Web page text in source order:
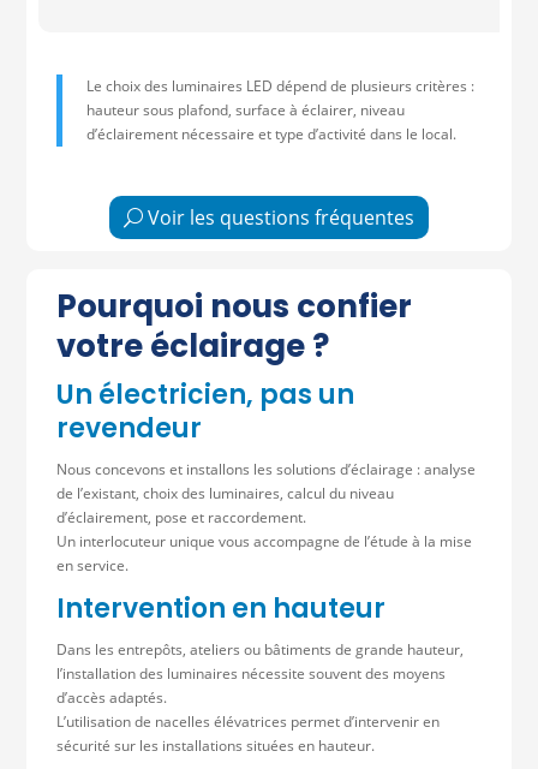
Le choix des luminaires LED dépend de plusieurs critères :
hauteur sous plafond, surface à éclairer, niveau
d’éclairement nécessaire et type d’activité dans le local.
Voir les questions fréquentes
Pourquoi nous confier
votre éclairage ?
Un électricien, pas un
revendeur
Nous concevons et installons les solutions d’éclairage : analyse
de l’existant, choix des luminaires, calcul du niveau
d’éclairement, pose et raccordement.
Un interlocuteur unique vous accompagne de l’étude à la mise
en service.
Intervention en hauteur
Dans les entrepôts, ateliers ou bâtiments de grande hauteur,
l’installation des luminaires nécessite souvent des moyens
d’accès adaptés.
L’utilisation de nacelles élévatrices permet d’intervenir en
sécurité sur les installations situées en hauteur.